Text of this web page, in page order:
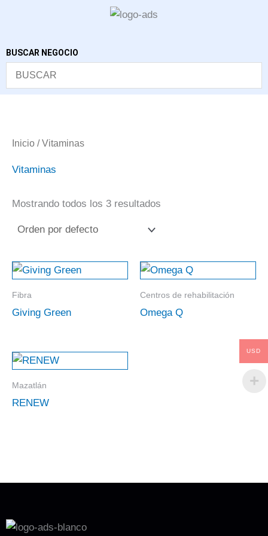
BUSCAR NEGOCIO
Inicio / Vitaminas
Vitaminas
Mostrando todos los 3 resultados
Fibra
Giving Green
Centros de rehabilitación
Omega Q
Mazatlán
RENEW
USD